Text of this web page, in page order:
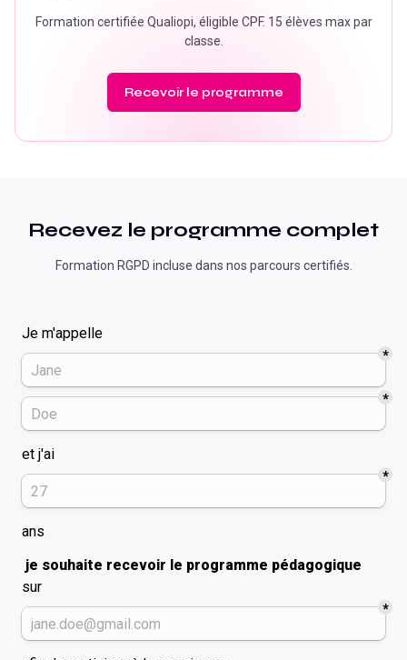
Formation certifiée Qualiopi, éligible CPF. 15 élèves max par
classe.
Recevoir le programme
Recevez le programme complet
Formation RGPD incluse dans nos parcours certifiés.